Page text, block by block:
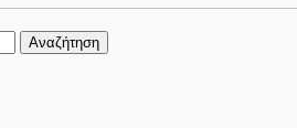
Αναζήτηση